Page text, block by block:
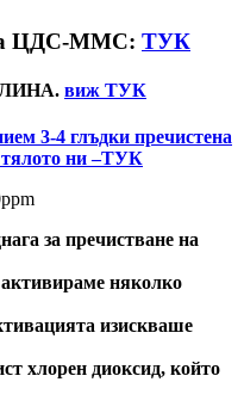
ЦДС-ММС: ТУК
виж ТУК
3-4 глъдки пречистена
ни –ТУК
за пречистване на
няколко
изискваше
хлорен диоксид, който